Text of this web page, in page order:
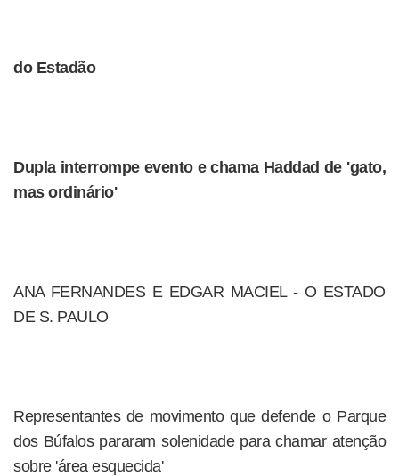
do Estadão
Dupla interrompe evento e chama Haddad de 'gato,
mas ordinário'
ANA FERNANDES E EDGAR MACIEL - O ESTADO
DE S. PAULO
Representantes de movimento que defende o Parque
dos Búfalos pararam solenidade para chamar atenção
sobre 'área esquecida'